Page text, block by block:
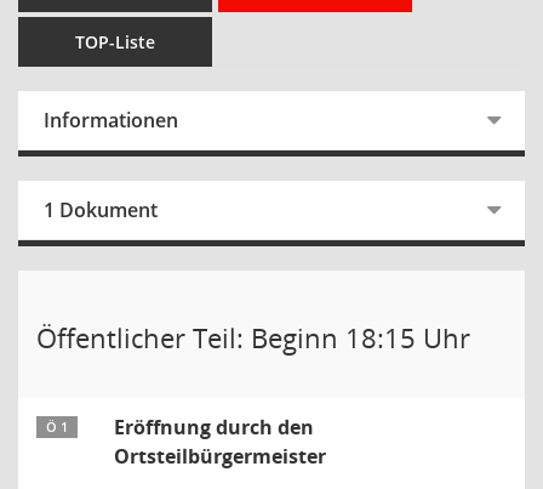
TOP-Liste
Informationen
1 Dokument
Öffentlicher Teil: Beginn 18:15 Uhr
Ö 1
Eröffnung durch den
Ortsteilbürgermeister